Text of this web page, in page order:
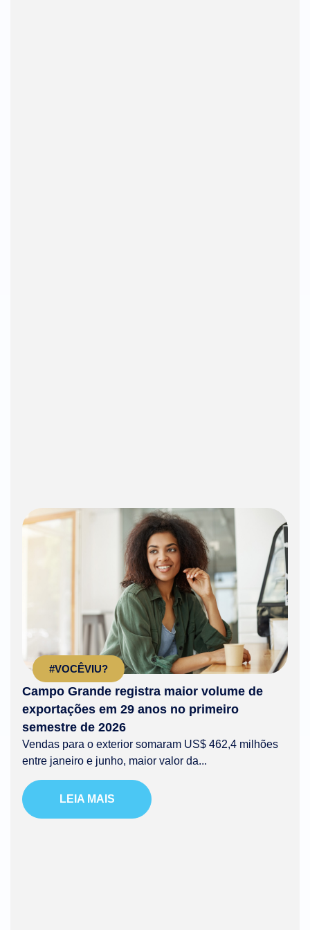
#VOCÊVIU?
Campo Grande registra maior volume de
exportações em 29 anos no primeiro
semestre de 2026
Vendas para o exterior somaram US$ 462,4 milhões
entre janeiro e junho, maior valor da...
LEIA MAIS